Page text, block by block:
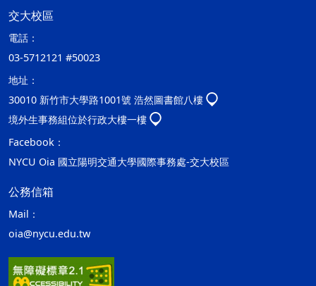
交大校區
電話：
03-5712121 #50023
地址：
30010 新竹市大學路1001號 浩然圖書館八樓
境外生事務組位於行政大樓一樓
Facebook：
NYCU Oia 國立陽明交通大學國際事務處-交大校區
公務信箱
Mail：
oia@nycu.edu.tw